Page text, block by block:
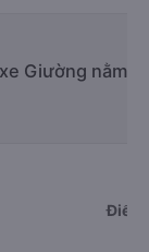
Giường nằm
Điểm